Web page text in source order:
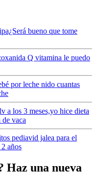
bueno que tome
Q vitamina le puedo
por leche nido cuantas
a los 3 meses,yo hice dieta
vaca
pediavid jalea para el
años
Haz una nueva